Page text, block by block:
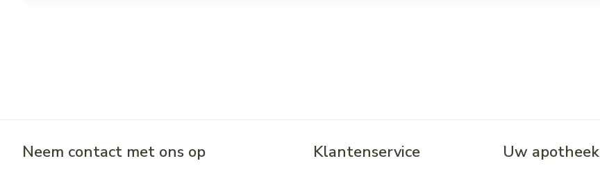
Neem contact met ons op Klantenservice Uw apotheek